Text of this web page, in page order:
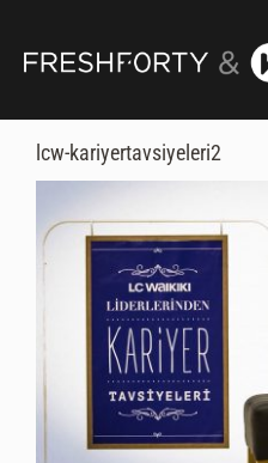
lcw-kariyertavsiyeleri2